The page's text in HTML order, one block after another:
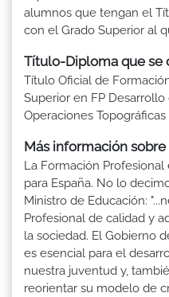
alumnos que tengan el
con el Grado Superior al
Título-Diploma que se
Título Oficial de
Superior en FP
Operaciones Topográficas
Más información sobre
La Formación
para España. No lo
Ministro de Educación:
Profesional de calidad y
la sociedad. El Gobierno
es esencial para el
nuestra juventud y,
reorientar su modelo de